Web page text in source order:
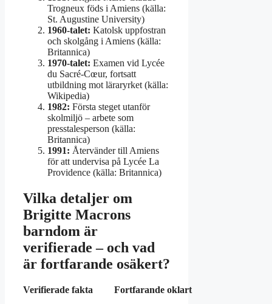
Trogneux föds i Amiens (källa:
St. Augustine University)
1960-talet: Katolsk uppfostran
och skolgång i Amiens (källa:
Britannica)
1970-talet: Examen vid Lycée
du Sacré-Cœur, fortsatt
utbildning mot läraryrket (källa:
Wikipedia)
1982: Första steget utanför
skolmiljö – arbete som
presstalesperson (källa:
Britannica)
1991: Återvänder till Amiens
för att undervisa på Lycée La
Providence (källa: Britannica)
Vilka detaljer om
Brigitte Macrons
barndom är
verifierade – och vad
är fortfarande osäkert?
Verifierade fakta
Fortfarande oklart